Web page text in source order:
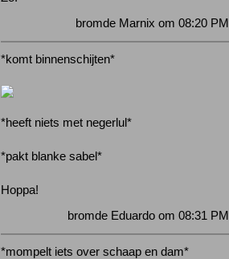
bromde Marnix om 08:20
*komt binnenschijten*
*heeft niets met negerlul*
*pakt blanke sabel*
Hoppa!
bromde Eduardo om 08:31
*mompelt iets over schaap en dam*